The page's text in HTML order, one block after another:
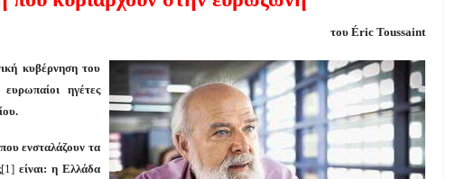
του Éric Toussaint
κυβέρνηση του
ηγέτες
ενσταλάζουν τα
[1] είναι: η Ελλάδα